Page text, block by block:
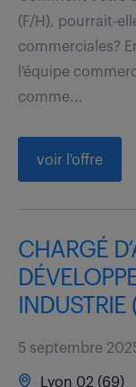
(F/H), pourrait-
commerciales?
l'équipe
comme...
voir l'offre
CHARGÉ
INDUSTRIE
5 septembre
Lyon 02 (69)